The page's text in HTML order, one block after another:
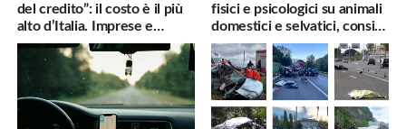
del credito”: il costo è il più
alto d’Italia. Imprese e
famiglie penalizzate
fisici e psicologici su animali
domestici e selvatici, consigli
utili